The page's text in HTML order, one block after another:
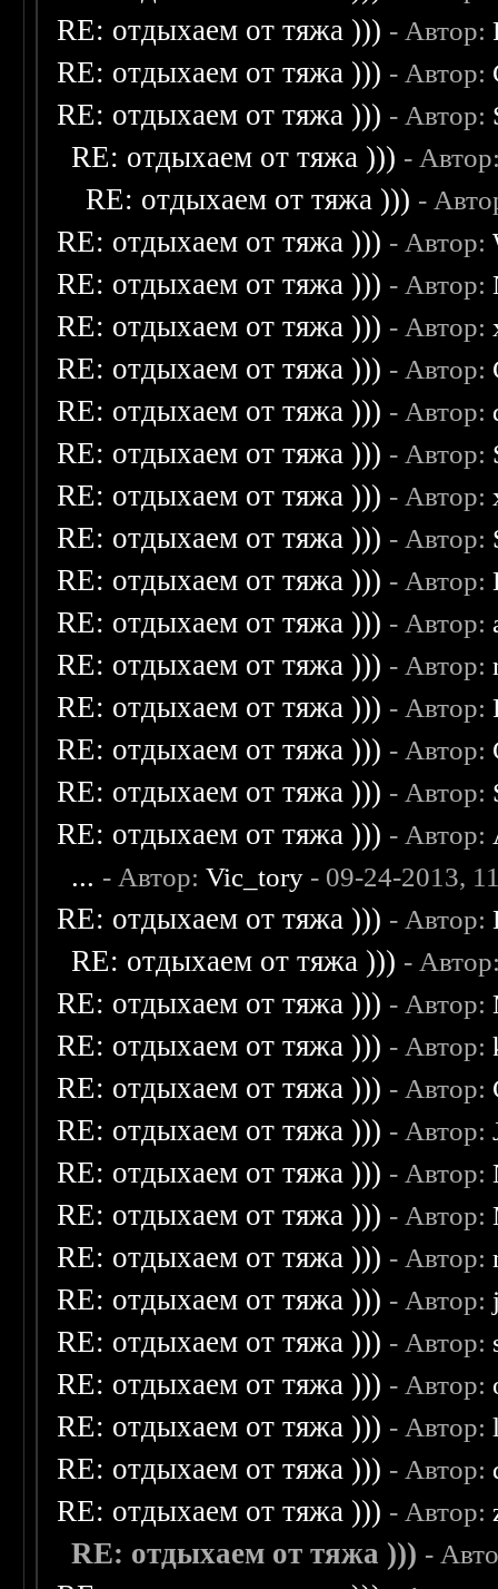
RE: отдыхаем от тяжа ))) - Автор:
RE: отдыхаем от тяжа ))) - Автор:
RE: отдыхаем от тяжа ))) - Автор:
RE: отдыхаем от тяжа ))) -
RE: отдыхаем от тяжа ))) -
RE: отдыхаем от тяжа ))) - Автор:
RE: отдыхаем от тяжа ))) - Автор:
RE: отдыхаем от тяжа ))) - Автор:
RE: отдыхаем от тяжа ))) - Автор:
RE: отдыхаем от тяжа ))) - Автор:
RE: отдыхаем от тяжа ))) - Автор:
RE: отдыхаем от тяжа ))) - Автор:
RE: отдыхаем от тяжа ))) - Автор:
RE: отдыхаем от тяжа ))) - Автор:
RE: отдыхаем от тяжа ))) - Автор:
RE: отдыхаем от тяжа ))) - Автор:
RE: отдыхаем от тяжа ))) - Автор:
RE: отдыхаем от тяжа ))) - Автор:
RE: отдыхаем от тяжа ))) - Автор:
RE: отдыхаем от тяжа ))) - Автор:
... - Автор:Vic_tory - 09-24-2013,
RE: отдыхаем от тяжа ))) - Автор:
RE: отдыхаем от тяжа ))) -
RE: отдыхаем от тяжа ))) - Автор:
RE: отдыхаем от тяжа ))) - Автор:
RE: отдыхаем от тяжа ))) - Автор:
RE: отдыхаем от тяжа ))) - Автор:
RE: отдыхаем от тяжа ))) - Автор:
RE: отдыхаем от тяжа ))) - Автор:
RE: отдыхаем от тяжа ))) - Автор:
RE: отдыхаем от тяжа ))) - Автор:
RE: отдыхаем от тяжа ))) - Автор:
RE: отдыхаем от тяжа ))) - Автор:
RE: отдыхаем от тяжа ))) - Автор:
RE: отдыхаем от тяжа ))) - Автор:
RE: отдыхаем от тяжа ))) - Автор:
RE: отдыхаем от тяжа ))) -